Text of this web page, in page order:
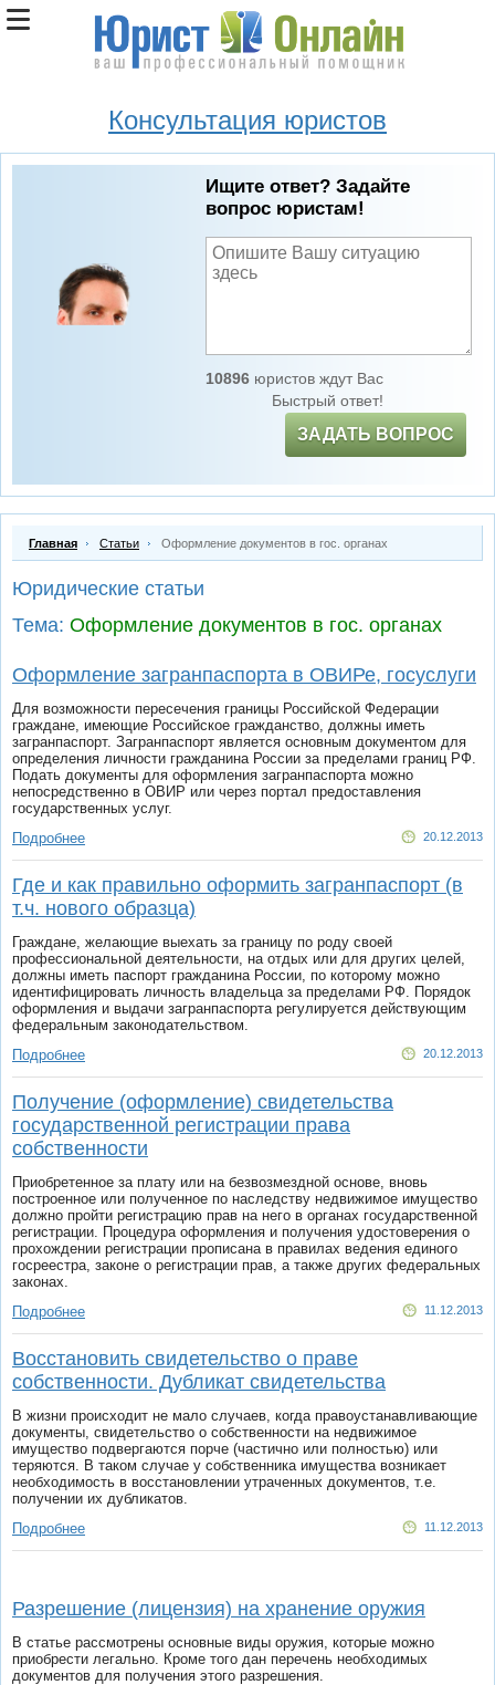
Консультация юристов
Ищите ответ? Задайте
вопрос юристам!
10896юристов ждут Вас
Быстрый ответ!
ЗАДАТЬ ВОПРОС
Главная Статьи Оформление документов в гос. органах
Юридические статьи
Тема: Оформление документов в гос. органах
Оформление загранпаспорта в ОВИРе, госуслуги
Для возможности пересечения границы Российской Федерации
граждане, имеющие Российское гражданство, должны иметь
загранпаспорт. Загранпаспорт является основным документом для
определения личности гражданина России за пределами границ РФ.
Подать документы для оформления загранпаспорта можно
непосредственно в ОВИР или через портал предоставления
государственных услуг.
Подробнее
20.12.2013
Где и как правильно оформить загранпаспорт (в
т.ч. нового образца)
Граждане, желающие выехать за границу по роду своей
профессиональной деятельности, на отдых или для других целей,
должны иметь паспорт гражданина России, по которому можно
идентифицировать личность владельца за пределами РФ. Порядок
оформления и выдачи загранпаспорта регулируется действующим
федеральным законодательством.
Подробнее
20.12.2013
Получение (оформление) свидетельства
государственной регистрации права
собственности
Приобретенное за плату или на безвозмездной основе, вновь
построенное или полученное по наследству недвижимое имущество
должно пройти регистрацию прав на него в органах государственной
регистрации. Процедура оформления и получения удостоверения о
прохождении регистрации прописана в правилах ведения единого
госреестра, законе о регистрации прав, а также других федеральных
законах.
Подробнее
11.12.2013
Восстановить свидетельство о праве
собственности. Дубликат свидетельства
В жизни происходит не мало случаев, когда правоустанавливающие
документы, свидетельство о собственности на недвижимое
имущество подвергаются порче (частично или полностью) или
теряются. В таком случае у собственника имущества возникает
необходимость в восстановлении утраченных документов, т.е.
получении их дубликатов.
Подробнее
11.12.2013
Разрешение (лицензия) на хранение оружия
В статье рассмотрены основные виды оружия, которые можно
приобрести легально. Кроме того дан перечень необходимых
документов для получения этого разрешения.